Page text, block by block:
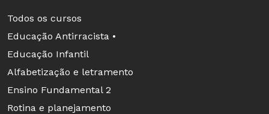
Todos os cursos
Educação Antirracista •
Educação Infantil
Alfabetização e letramento
Ensino Fundamental 2
Rotina e planejamento